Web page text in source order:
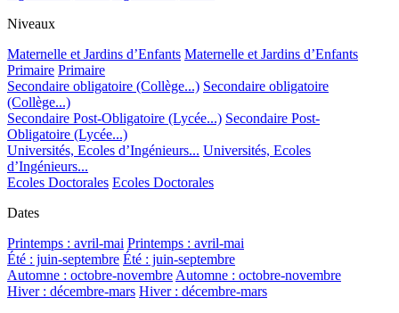
Niveaux
Maternelle et Jardins d’Enfants Maternelle et Jardins d’Enfants
Primaire Primaire
Secondaire obligatoire (Collège...) Secondaire obligatoire
(Collège...)
Secondaire Post-Obligatoire (Lycée...) Secondaire Post-
Obligatoire (Lycée...)
Universités, Ecoles d’Ingénieurs... Universités, Ecoles
d’Ingénieurs...
Ecoles Doctorales Ecoles Doctorales
Dates
Printemps : avril-mai Printemps : avril-mai
Été : juin-septembre Été : juin-septembre
Automne : octobre-novembreAutomne : octobre-novembre
Hiver : décembre-mars Hiver : décembre-mars